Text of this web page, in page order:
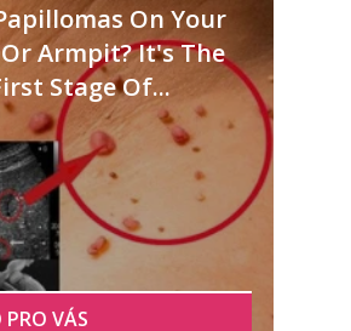
On Your
Armpit? It's The
Stage Of...